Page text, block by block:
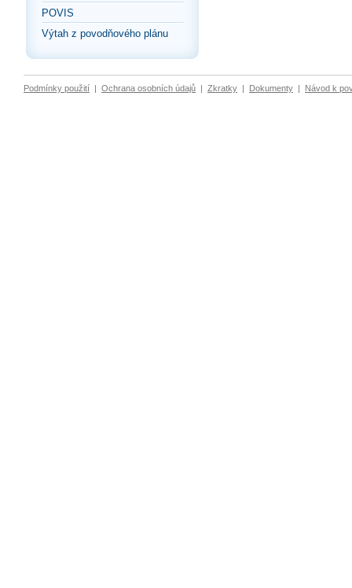
POVIS
Výtah z povodňového plánu
Podmínky použití | Ochrana osobních údajů | Zkratky | Dokumenty | Návod k